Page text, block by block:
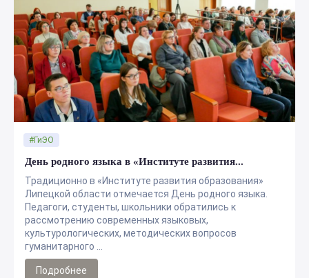
День родного языка в «Институте развития...
Традиционно в «Институте развития образования»
Липецкой области отмечается День родного языка.
Педагоги, студенты, школьники обратились к
рассмотрению современных языковых,
культурологических, методических вопросов
гуманитарного ...
#ГиЭО
Подробнее